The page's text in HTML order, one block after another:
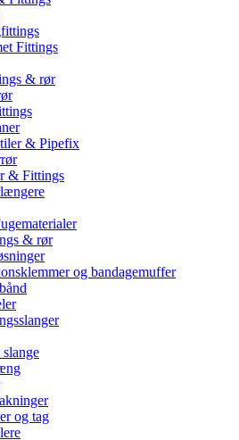
Fittings
& rør
& Pipefix
& Fittings
& rør
og bandagemuffer
og tag